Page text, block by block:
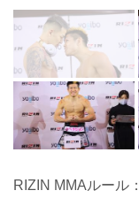
RIZIN MMAルール